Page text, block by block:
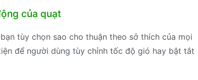
của quạt
tùy chọn sao cho thuận theo sở thích của mọi
để người dùng tùy chỉnh tốc độ gió hay bật tắt